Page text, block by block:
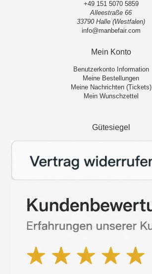
+49 151 5070 5859
Alleestraße 66
33790 Halle (Westfalen)
info@manbefair.com
Mein Konto
Benutzerkonto Information
Meine Bestellungen
Meine Nachrichten (Tickets)
Mein Wunschzettel
Gütesiegel